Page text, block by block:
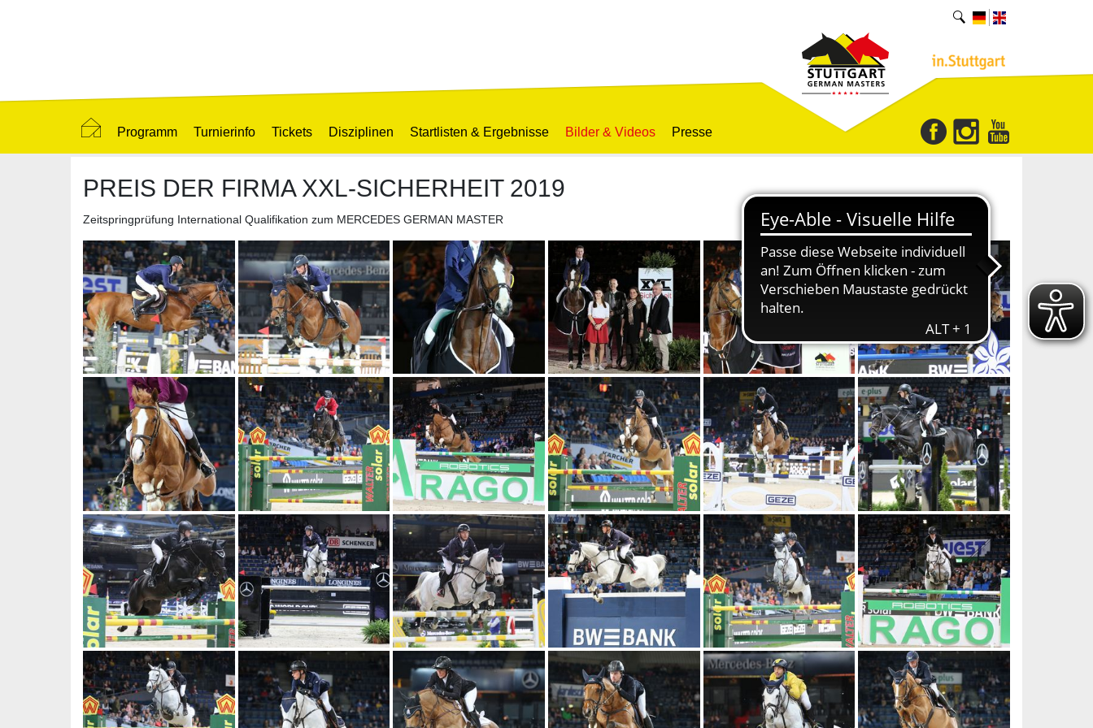
Programm Turnierinfo Tickets Disziplinen Startlisten & Ergebnisse Bilder & Videos Presse
PREIS DER FIRMA XXL-SICHERHEIT 2019
Zeitspringprüfung International Qualifikation zum MERCEDES GERMAN MASTER